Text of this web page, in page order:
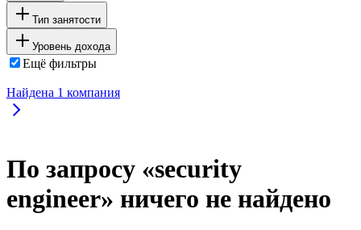
Тип занятости
Уровень дохода
Ещё фильтры
Найдена 1 компания
По запросу «security
engineer» ничего не найдено